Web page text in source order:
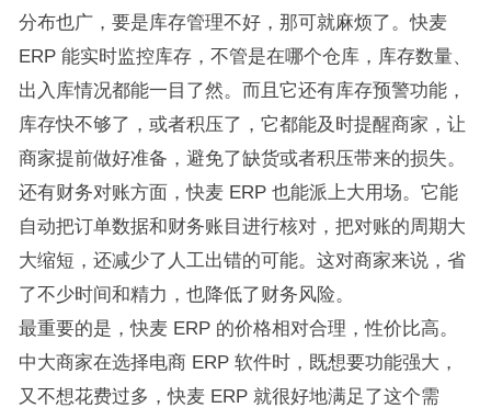
分布也广，要是库存管理不好，那可就麻烦了。快麦
ERP 能实时监控库存，不管是在哪个仓库，库存数量、
出入库情况都能一目了然。而且它还有库存预警功能，
库存快不够了，或者积压了，它都能及时提醒商家，让
商家提前做好准备，避免了缺货或者积压带来的损失。
还有财务对账方面，快麦 ERP 也能派上大用场。它能
自动把订单数据和财务账目进行核对，把对账的周期大
大缩短，还减少了人工出错的可能。这对商家来说，省
了不少时间和精力，也降低了财务风险。
最重要的是，快麦 ERP 的价格相对合理，性价比高。
中大商家在选择电商 ERP 软件时，既想要功能强大，
又不想花费过多，快麦 ERP 就很好地满足了这个需